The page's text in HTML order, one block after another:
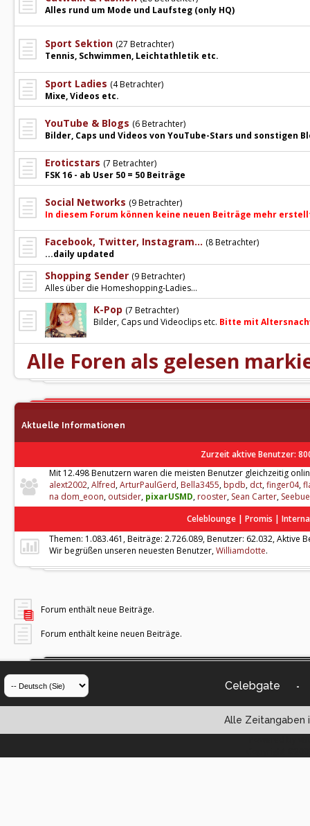
Alles rund um Mode und Laufsteg (only HQ)
Sport Sektion (27 Betrachter)
Tennis, Schwimmen, Leichtathletik etc.
Sport Ladies (4 Betrachter)
Mixe, Videos etc.
YouTube & Blogs (6 Betrachter)
Bilder, Caps und Videos von YouTube-Stars und sonstigen
Eroticstars (7 Betrachter)
FSK 16 - ab User 50 = 50 Beiträge
Social Networks (9 Betrachter)
In diesem Forum können keine neuen Beiträge mehr
Facebook, Twitter, Instagram... (8 Betrachter)
...daily updated
Shopping Sender (9 Betrachter)
Alles über die Homeshopping-Ladies...
K-Pop (7 Betrachter)
Bilder, Caps und Videoclips etc. Bitte mit
Alle Foren als gelesen
Aktuelle Informationen
Zurzeit aktive Benutzer:
Mit 12.498 Benutzern waren die meisten Benutzer gleichzeitig
alext2002,Alfred,ArturPaulGerd, Bella3455, bpdb, dct,finger04,
na dom_eoon, outsider, pixarUSMD, rooster, Sean Carter,
Celeblounge | Promis |
Themen: 1.083.461, Beiträge: 2.726.089, Benutzer: 62.032,Aktive
Wir begrüßen unseren neuesten Benutzer,Williamdotte.
Forum enthält neue Beiträge.
Forum enthält keine neuen Beiträge.
Celebgate -
Alle Zeitangaben